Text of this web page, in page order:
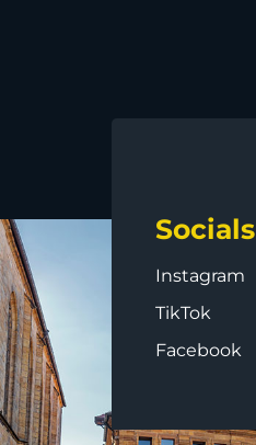
Socials
Instagram
TikTok
Facebook